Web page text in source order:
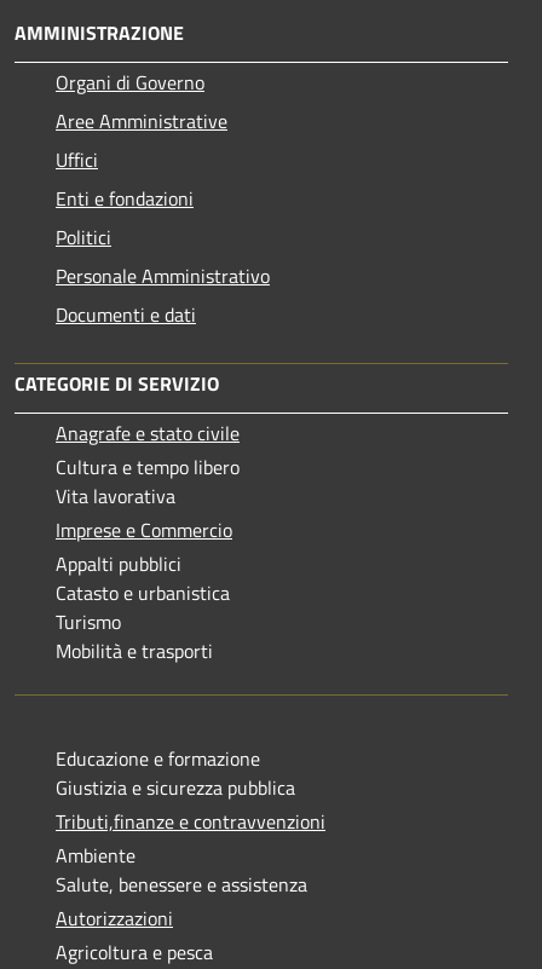
AMMINISTRAZIONE
Organi di Governo
Aree Amministrative
Uffici
Enti e fondazioni
Politici
Personale Amministrativo
Documenti e dati
CATEGORIE DI SERVIZIO
Anagrafe e stato civile
Cultura e tempo libero
Vita lavorativa
Imprese e Commercio
Appalti pubblici
Catasto e urbanistica
Turismo
Mobilità e trasporti
Educazione e formazione
Giustizia e sicurezza pubblica
Tributi,finanze e contravvenzioni
Ambiente
Salute, benessere e assistenza
Autorizzazioni
Agricoltura e pesca